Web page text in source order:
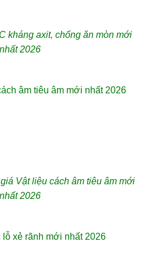
kháng axit, chống ăn mòn mới
nhất 2026
Vật liệu cách âm tiêu âm mới
nhất 2026